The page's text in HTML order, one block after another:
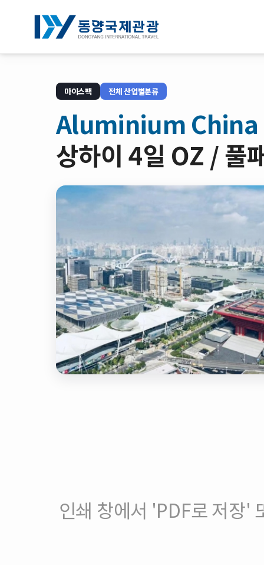
마이스팩 전체 산업별분류
Aluminium China
상하이 4일 OZ / 풀
인쇄 창에서 'PDF로 저